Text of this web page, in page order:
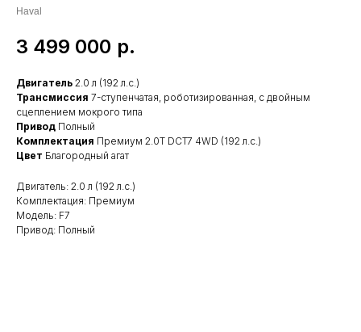
Haval
3 499 000 р.
Двигатель 2.0 л (192 л.с.)
Трансмиссия 7-ступенчатая, роботизированная, с двойным
сцеплением мокрого типа
Привод Полный
Комплектация Премиум 2.0T DCT7 4WD (192 л.с.)
Цвет Благородный агат
Двигатель: 2.0 л (192 л.с.)
Комплектация: Премиум
Модель: F7
Привод: Полный